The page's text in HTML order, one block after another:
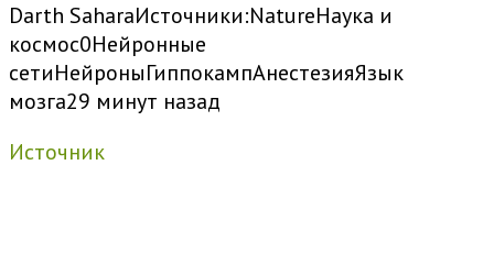
Darth SaharaИсточники:NatureНаука и
космос0Нейронные
сетиНейроныГиппокампАнестезияЯзык
мозга29 минут назад
Источник